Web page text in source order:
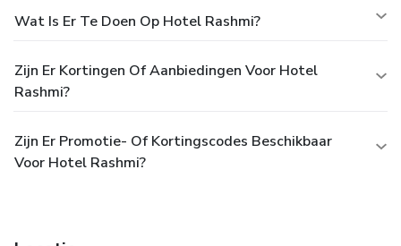
Wat Is Er Te Doen Op Hotel Rashmi?
Zijn Er Kortingen Of Aanbiedingen Voor Hotel
Rashmi?
Zijn Er Promotie- Of Kortingscodes Beschikbaar
Voor Hotel Rashmi?